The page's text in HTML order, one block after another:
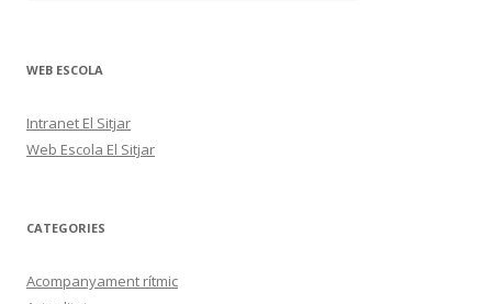
WEB ESCOLA
Intranet El Sitjar
Web Escola El Sitjar
CATEGORIES
Acompanyament rítmic